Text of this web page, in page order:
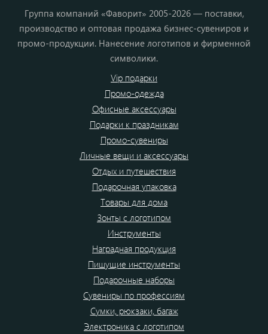
Группа компаний «Фаворит» 2005-2026 — поставки,
производство и оптовая продажа бизнес-сувениров и
промо-продукции. Нанесение логотипов и фирменной
символики.
Vip подарки
Промо-одежда
Офисные аксессуары
Подарки к праздникам
Промо-сувениры
Личные вещи и аксессуары
Отдых и путешествия
Подарочная упаковка
Товары для дома
Зонты с логотипом
Инструменты
Наградная продукция
Пишущие инструменты
Подарочные наборы
Сувениры по профессиям
Сумки, рюкзаки, багаж
Электроника с логотипом